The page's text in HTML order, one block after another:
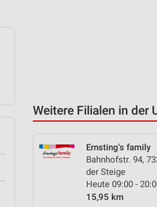
Weitere Filialen in der
Ernsting's family
Bahnhofstr. 94,
der Steige
Heute 09:00 -
15,95 km